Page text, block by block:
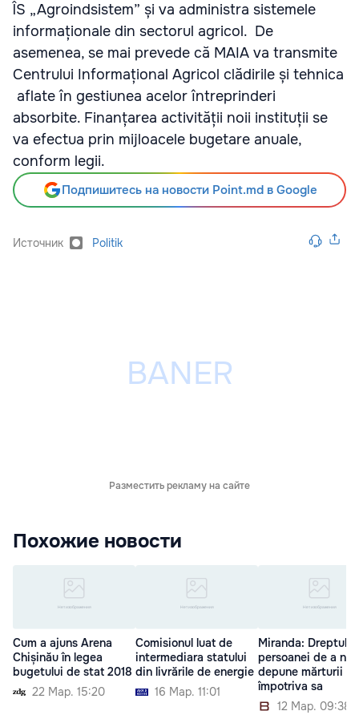
ÎS „Agroindsistem” și va administra sistemele
informaționale din sectorul agricol. De
asemenea, se mai prevede că MAIA va transmite
Centrului Informațional Agricol clădirile și tehnica
aflate în gestiunea acelor întreprinderi
absorbite. Finanțarea activității noii instituții se
va efectua prin mijloacele bugetare anuale,
conform legii.
Подпишитесь на новости Point.md в Google
Источник Politik
Разместить рекламу на сайте
Похожие новости
Cum a ajuns Arena
Chișinău în legea
bugetului de stat 2018
22 Мар. 15:20
Comisionul luat de
intermediara statului
din livrările de energie
16 Мар. 11:01
Miranda: Dreptul
persoanei de a nu
depune mărturii
împotriva sa
12 Мар. 09:38